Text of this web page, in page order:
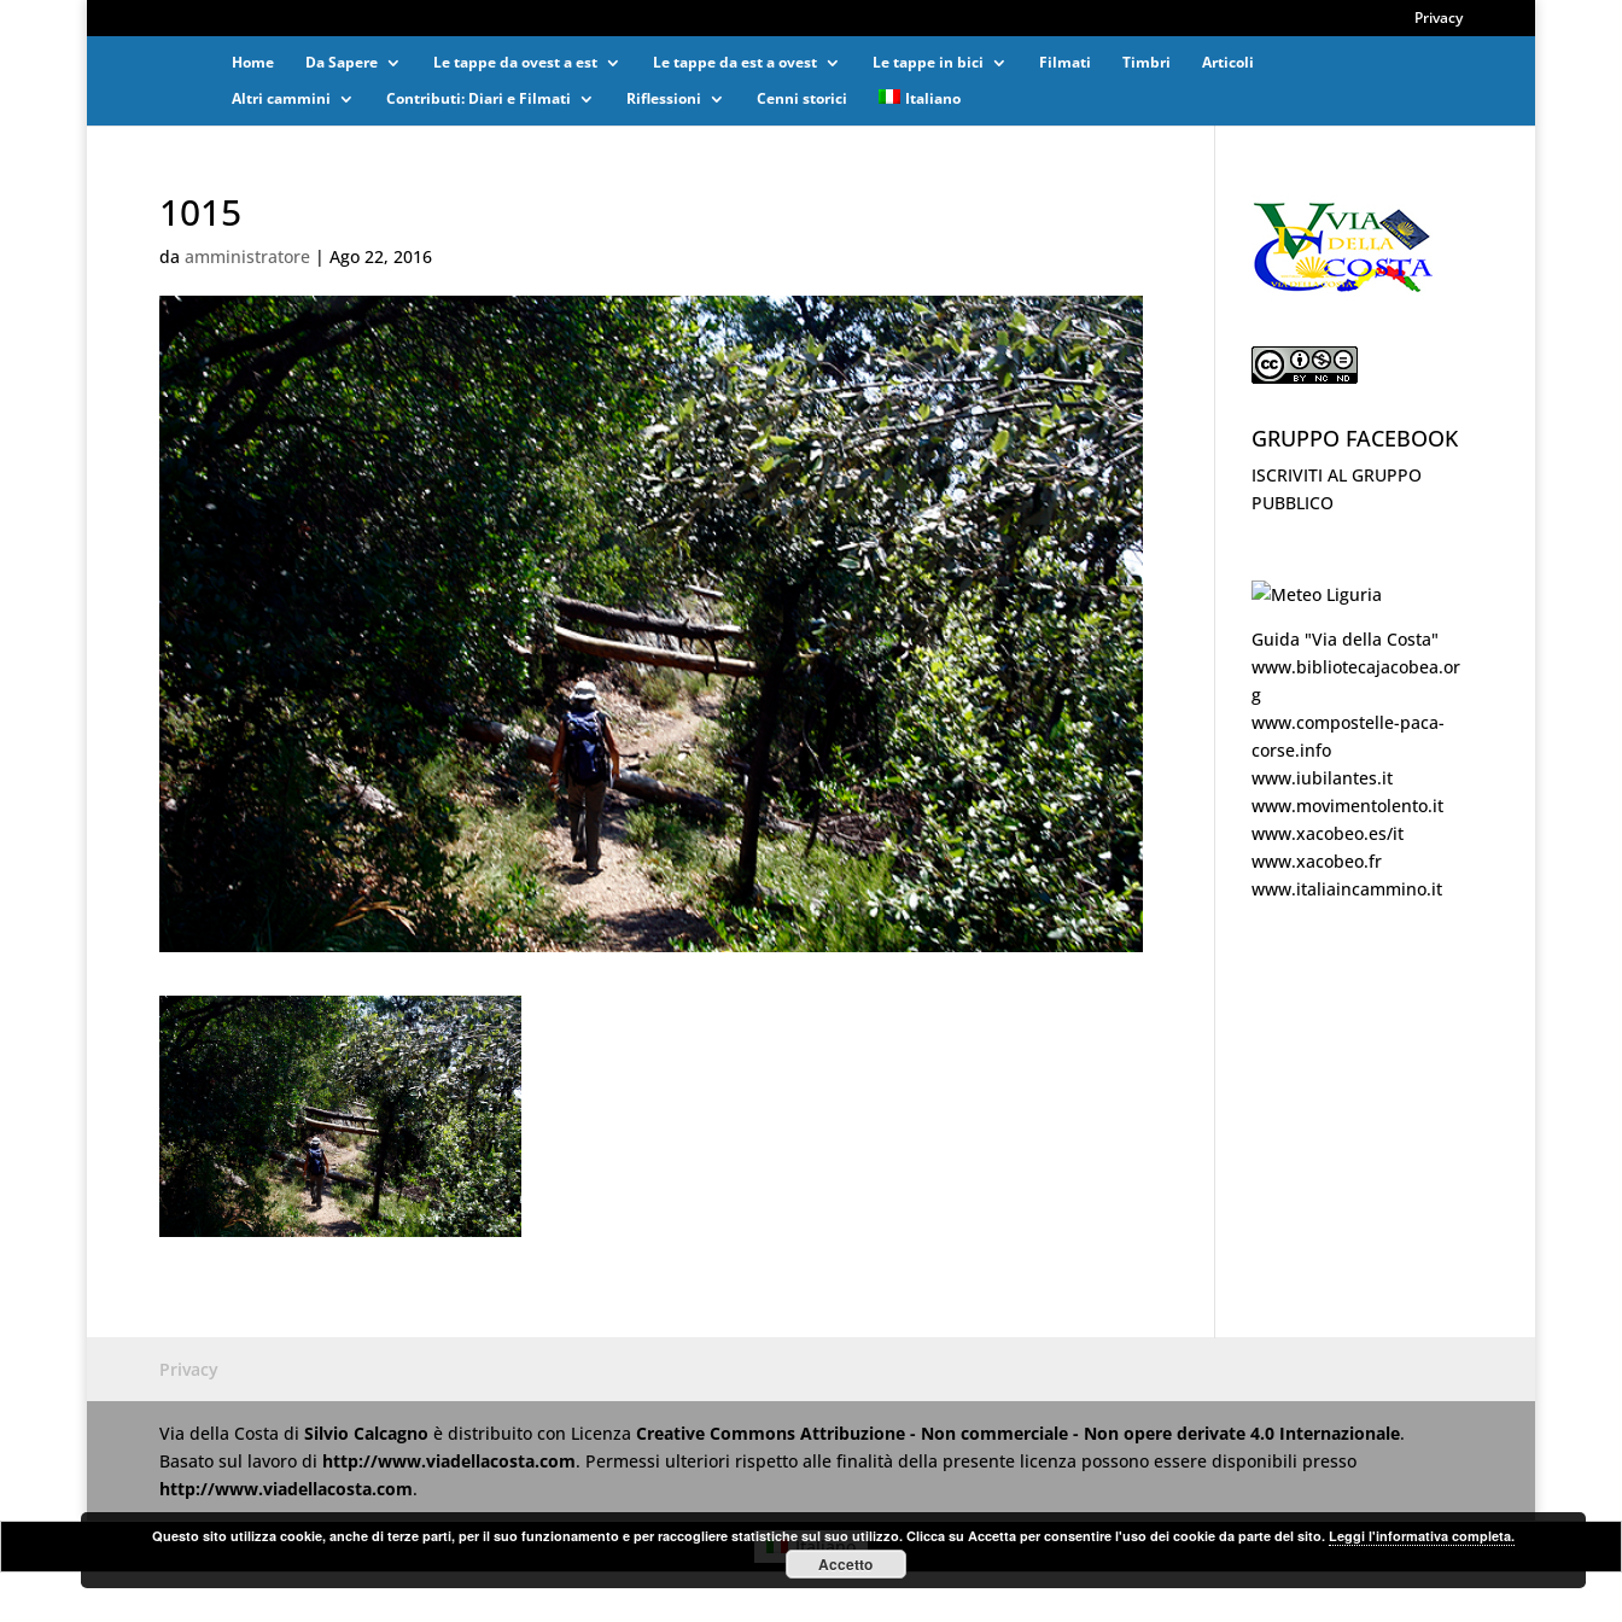
Privacy
Home Da Sapere Le tappe da ovest a est Le tappe da est a ovest Le tappe in bici Filmati Timbri
Articoli
Altri cammini
Contributi: Diari e Filmati Riflessioni Cenni storici Italiano
1015
da amministratore | Ago 22, 2016
GRUPPO FACEBOOK
ISCRIVITI AL GRUPPO
PUBBLICO
Guida "Via della Costa"
www.bibliotecajacobea.or
g
www.compostelle-paca-
corse.info
www.iubilantes.it
www.movimentolento.it
www.xacobeo.es/it
www.xacobeo.fr
www.italiaincammino.it
Privacy
Via della Costa di Silvio Calcagno è distribuito con Licenza Creative Commons Attribuzione - Non commerciale - Non opere derivate 4.0 Internazionale.
Basato sul lavoro di http://www.viadellacosta.com. Permessi ulteriori rispetto alle finalità della presente licenza possono essere disponibili presso
http://www.viadellacosta.com.
Italiano
Questo sito utilizza cookie, anche di terze parti, per il suo funzionamento e per raccogliere statistiche sul suo utilizzo. Clicca su Accetta per consentire l'uso dei cookie da parte del sito.Leggi l'informativa completa.
Accetto